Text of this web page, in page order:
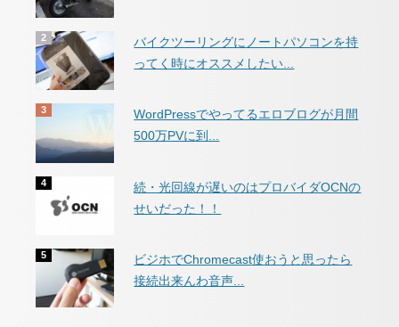
バイクツーリングにノートパソコンを持
ってく時にオススメしたい...
WordPressでやってるエロブログが月間
500万PVに到...
続・光回線が遅いのはプロバイダOCNの
せいだった！！
ビジホでChromecast使おうと思ったら
接続出来んわ音声...